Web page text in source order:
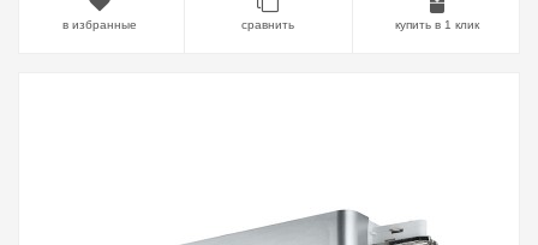
в избранные сравнить купить в 1 клик